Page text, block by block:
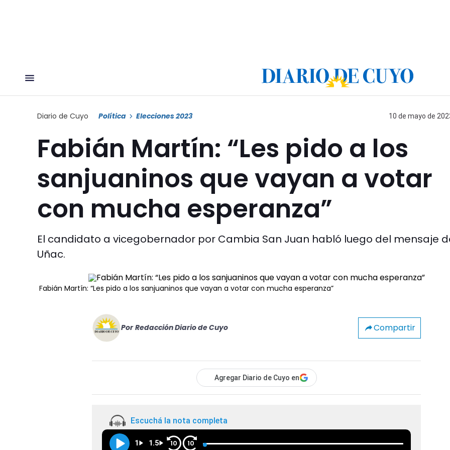
Diario de Cuyo Política Elecciones 2023 10 de mayo de
Fabián Martín: “Les pido a los
sanjuaninos que vayan a votar
con mucha esperanza”
El candidato a vicegobernador por Cambia San Juan habló luego del mensaje
Uñac.
Fabián Martín: “Les pido a los sanjuaninos que vayan a votar con mucha esperanza”
Por Redacción Diario de Cuyo Compartir
Agregar Diario de Cuyo en
Escuchá la nota completa
1 1.5 10 10